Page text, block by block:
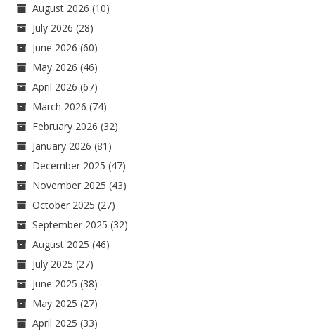
August 2026 (10)
July 2026 (28)
June 2026 (60)
May 2026 (46)
April 2026 (67)
March 2026 (74)
February 2026 (32)
January 2026 (81)
December 2025 (47)
November 2025 (43)
October 2025 (27)
September 2025 (32)
August 2025 (46)
July 2025 (27)
June 2025 (38)
May 2025 (27)
April 2025 (33)